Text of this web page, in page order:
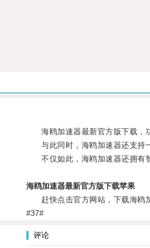
海鸥加速器最新官方版下载，功
与此同时，海鸥加速器还支持一
不仅如此，海鸥加速器还拥有智
海鸥加速器最新官方版下载苹果
赶快点击官方网站，下载海鸥加
#37#
评论